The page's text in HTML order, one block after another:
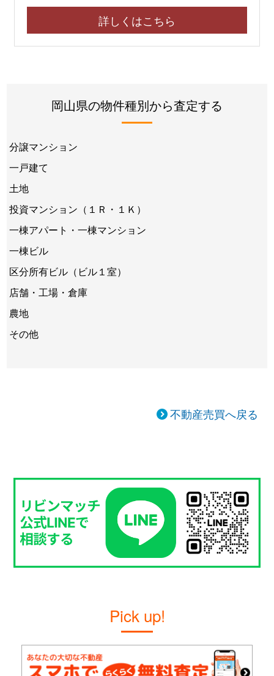
詳しくはこちら
岡山県の物件種別から査定する
分譲マンション
一戸建て
土地
投資マンション（１Ｒ・１Ｋ）
一棟アパート・一棟マンション
一棟ビル
区分所有ビル（ビル１室）
店舗・工場・倉庫
農地
その他
不動産売買へ戻る
Pick up!